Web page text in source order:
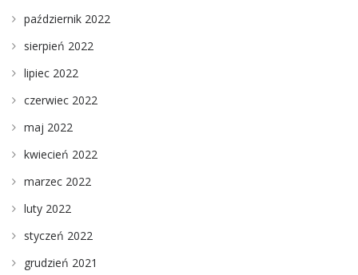
październik 2022
sierpień 2022
lipiec 2022
czerwiec 2022
maj 2022
kwiecień 2022
marzec 2022
luty 2022
styczeń 2022
grudzień 2021